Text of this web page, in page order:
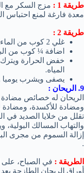
طريقة 1 :
مزج السكر مع
معدة فارغة لمنع احتباس
طريقة 2 :
غلي 2 كوب من الماء .
اضافة ¼ كوب من
خفض الحرارة
المياه.
يصفى ويشرب يوميا
9. الريحان :
الريحان له خصائص مضادة
ومضادة للأكسدة،
تقلل من خلايا الصديد في
والتهاب المسالك
إزالة السموم من مجرى
.
الطريقة :
أوراق الريحان الطازجة